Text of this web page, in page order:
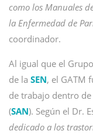
como los Manuales
la Enfermedad de
coordinador.
Al igual que el
de la SEN, el GATM
de trabajo dentro
(SAN). Según el Dr.
dedicado a los